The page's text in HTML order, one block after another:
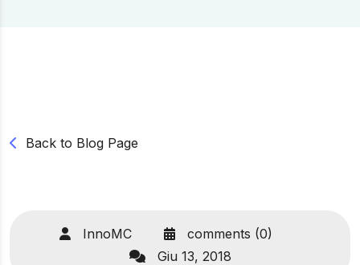
Back to Blog Page
InnoMC
comments (0)
Giu 13, 2018